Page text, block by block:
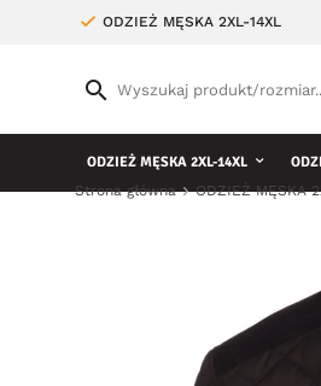
ODZIEŻ MĘSKA 2XL-14XL
ODZIEŻ MĘSKA 2XL-14XL
Strona główna ODZIEŻ MĘSKA